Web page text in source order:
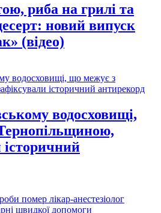
риба на грилі та
новий випуск
(відео)
водосховищі,
історичний